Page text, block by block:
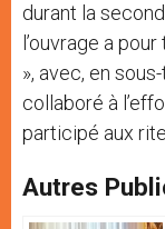
durant la
l’ouvrage a
», avec, en
collaboré à
participé aux
Autres